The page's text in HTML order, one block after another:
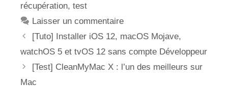
récupération, test
Laisser un commentaire
[Tuto] Installer iOS 12, macOS Mojave,
watchOS 5 et tvOS 12 sans compte Développeur
[Test] CleanMyMac X : l’un des meilleurs sur
Mac